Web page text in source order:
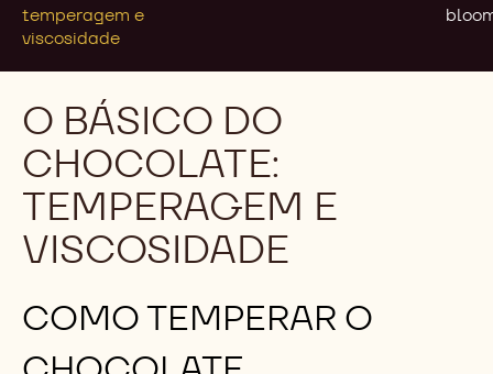
temperagem e
viscosidade
O BÁSICO DO
CHOCOLATE:
TEMPERAGEM E
VISCOSIDADE
COMO TEMPERAR O